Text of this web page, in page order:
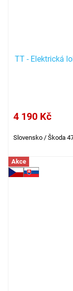
TT - Elektrická
4 190 Kč
Slovensko / Škoda
Akce